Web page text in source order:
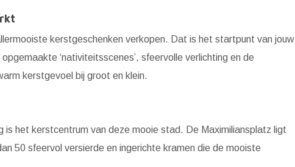
kerstgeschenken verkopen. Dat is het startpunt van jouw
‘nativiteitsscenes’, sfeervolle verlichting en de
kerstgevoel bij groot en klein.
het kerstcentrum van deze mooie stad. De Maximiliansplatz ligt
50 sfeervol versierde en ingerichte kramen die de mooiste